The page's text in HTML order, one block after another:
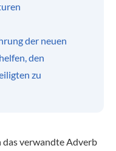
der neuen
den
zu
das verwandte Adverb